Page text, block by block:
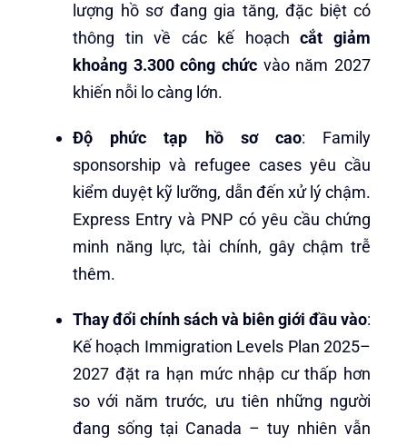
lượng hồ sơ đang gia tăng, đặc biệt có
thông tin về các kế hoạchcắt giảm
khoảng 3.300 công chức vào năm 2027
khiến nỗi lo càng lớn.
Độ phức tạp hồ sơ cao: Family
sponsorship và refugee cases yêu cầu
kiểm duyệt kỹ lưỡng, dẫn đến xử lý chậm.
Express Entry và PNP có yêu cầu chứng
minh năng lực, tài chính, gây chậm trễ
thêm.
Thay đổi chính sách và biên giới đầu vào:
Kế hoạch Immigration Levels Plan 2025–
2027 đặt ra hạn mức nhập cư thấp hơn
so với năm trước, ưu tiên những người
đang sống tại Canada – tuy nhiên vẫn